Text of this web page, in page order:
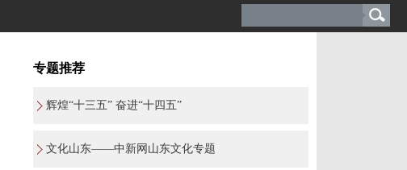
专题推荐
辉煌“十三五” 奋进“十四五”
文化山东——中新网山东文化专题